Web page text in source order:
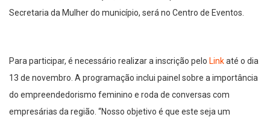
Secretaria da Mulher do município, será no Centro de Eventos.
Para participar, é necessário realizar a inscrição pelo Linkaté o dia
13 de novembro. A programação inclui painel sobre a importância
do empreendedorismo feminino e roda de conversas com
empresárias da região. “Nosso objetivo é que este seja um